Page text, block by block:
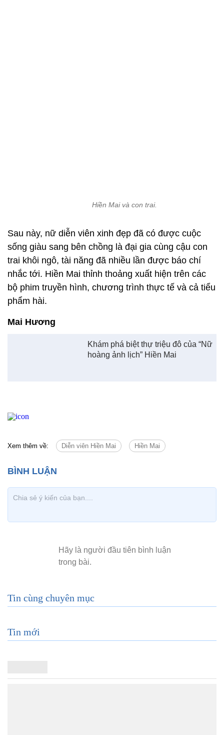
Hiền Mai và con trai.
Sau này, nữ diễn viên xinh đẹp đã có được cuộc
sống giàu sang bên chồng là đại gia cùng cậu con
trai khôi ngô, tài năng đã nhiều lần được báo chí
nhắc tới. Hiền Mai thỉnh thoảng xuất hiện trên các
bộ phim truyền hình, chương trình thực tế và cả tiểu
phẩm hài.
Mai Hương
Khám phá biệt thự triệu đô của “Nữ
hoàng ảnh lịch” Hiền Mai
Xem thêm về: Diễn viên Hiền Mai Hiền Mai
Tin cùng chuyên mục
Tin mới